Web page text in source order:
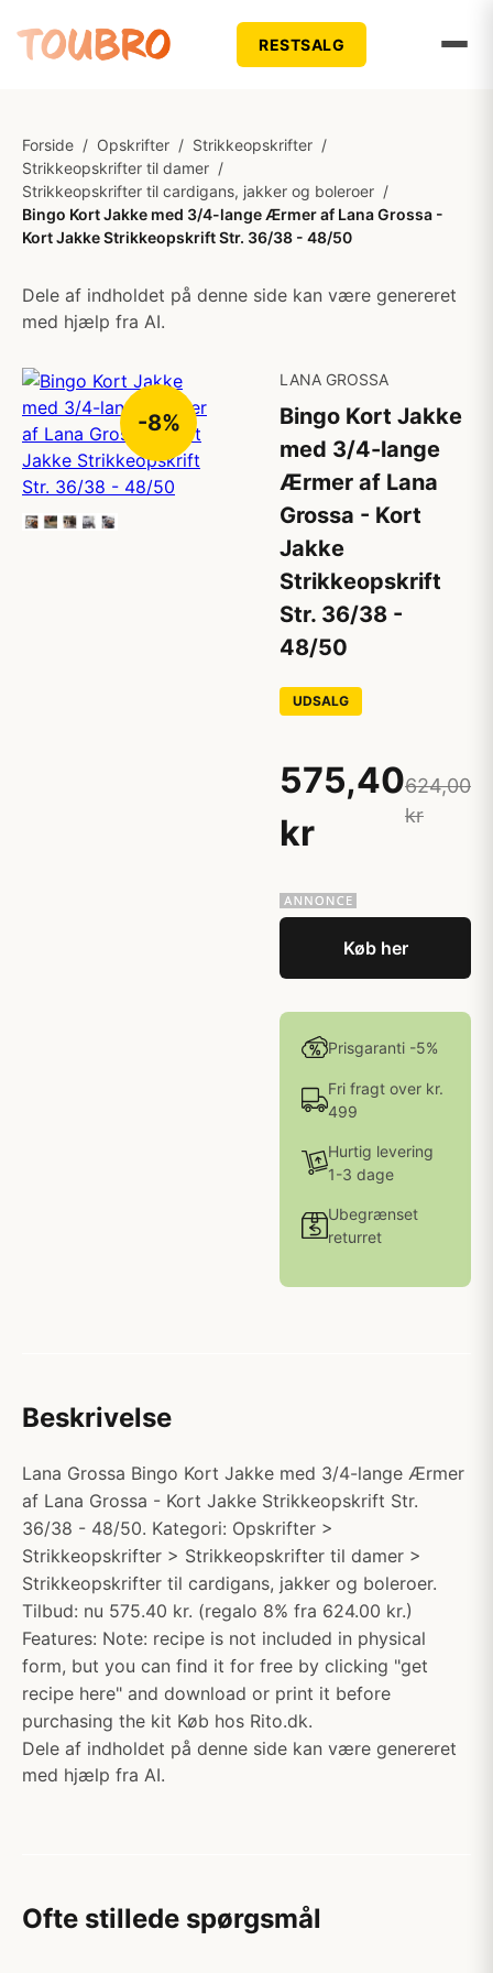
RESTSALG
Forside / Opskrifter / Strikkeopskrifter /
Strikkeopskrifter til damer /
Strikkeopskrifter til cardigans, jakker og boleroer /
Bingo Kort Jakke med 3/4-lange Ærmer af Lana Grossa -
Kort Jakke Strikkeopskrift Str. 36/38 - 48/50
Dele af indholdet på denne side kan være genereret
med hjælp fra AI.
-8%
LANA GROSSA
Bingo Kort Jakke
med 3/4-lange
Ærmer af Lana
Grossa - Kort
Jakke
Strikkeopskrift
Str. 36/38 -
48/50
UDSALG
575,40
kr
624,00
kr
Køb her
Prisgaranti -5%
Fri fragt over kr.
499
Hurtig levering
1-3 dage
Ubegrænset
returret
Beskrivelse
Lana Grossa Bingo Kort Jakke med 3/4-lange Ærmer
af Lana Grossa - Kort Jakke Strikkeopskrift Str.
36/38 - 48/50. Kategori: Opskrifter >
Strikkeopskrifter > Strikkeopskrifter til damer >
Strikkeopskrifter til cardigans, jakker og boleroer.
Tilbud: nu 575.40 kr. (regalo 8% fra 624.00 kr.)
Features: Note: recipe is not included in physical
form, but you can find it for free by clicking "get
recipe here" and download or print it before
purchasing the kit Køb hos Rito.dk.
Dele af indholdet på denne side kan være genereret
med hjælp fra AI.
Ofte stillede spørgsmål